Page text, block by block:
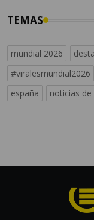
TEMAS
mundial 2026
#viralesmundial2026
españa
noticias